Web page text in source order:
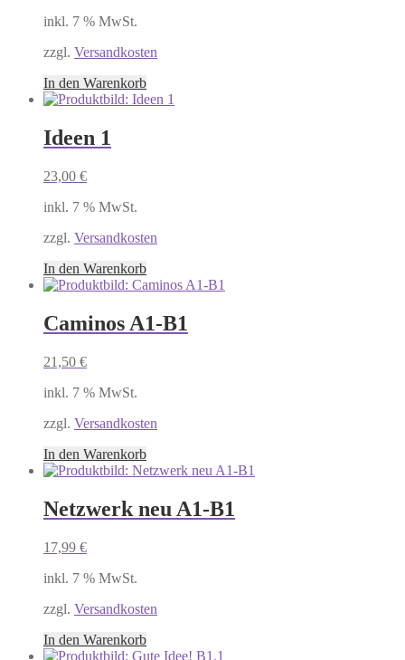
inkl. 7 % MwSt.
zzgl. Versandkosten
In den Warenkorb
Ideen 1
23,00 €
inkl. 7 % MwSt.
zzgl. Versandkosten
In den Warenkorb
Caminos A1-B1
21,50 €
inkl. 7 % MwSt.
zzgl. Versandkosten
In den Warenkorb
Netzwerk neu A1-B1
17,99 €
inkl. 7 % MwSt.
zzgl. Versandkosten
In den Warenkorb